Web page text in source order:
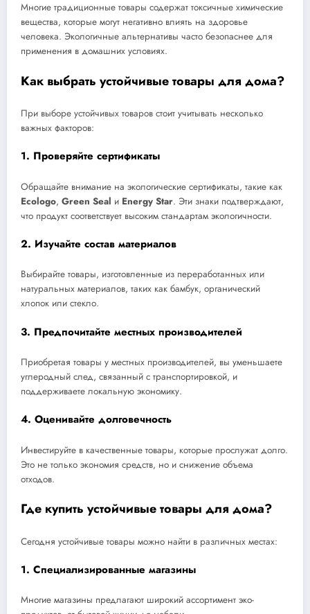
Многие традиционные товары содержат токсичные химические
вещества, которые могут негативно влиять на здоровье
человека. Экологичные альтернативы часто безопаснее для
применения в домашних условиях.
Как выбрать устойчивые товары для дома?
При выборе устойчивых товаров стоит учитывать несколько
важных факторов:
1. Проверяйте сертификаты
Обращайте внимание на экологические сертификаты, такие как
Ecologo, Green Seal и Energy Star. Эти знаки подтверждают,
что продукт соответствует высоким стандартам экологичности.
2. Изучайте состав материалов
Выбирайте товары, изготовленные из переработанных или
натуральных материалов, таких как бамбук, органический
хлопок или стекло.
3. Предпочитайте местных производителей
Приобретая товары у местных производителей, вы уменьшаете
углеродный след, связанный с транспортировкой, и
поддерживаете локальную экономику.
4. Оценивайте долговечность
Инвестируйте в качественные товары, которые прослужат долго.
Это не только экономия средств, но и снижение объема
отходов.
Где купить устойчивые товары для дома?
Сегодня устойчивые товары можно найти в различных местах:
1. Специализированные магазины
Многие магазины предлагают широкий ассортимент эко-